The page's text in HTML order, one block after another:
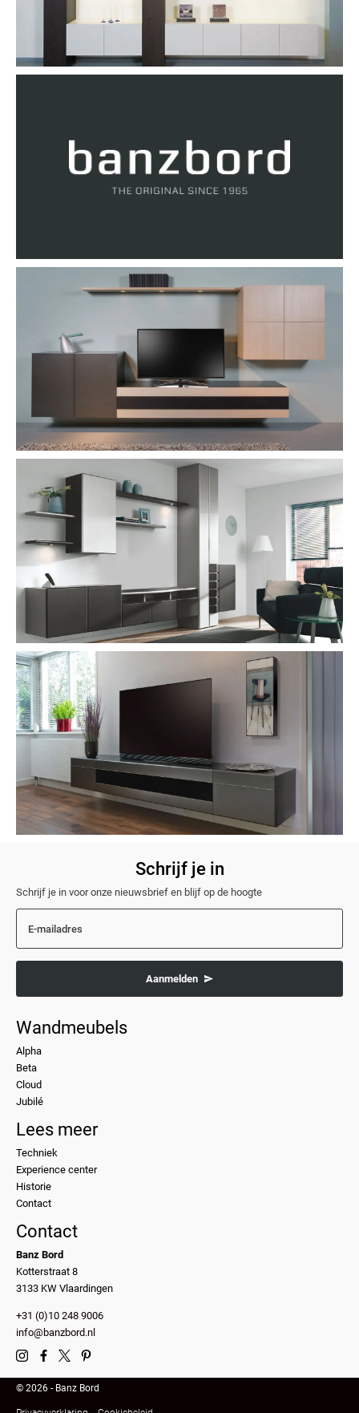
Schrijf je in
Schrijf je in voor onze nieuwsbrief en blijf op de hoogte
E-mailadres
Aanmelden
Wandmeubels
Alpha
Beta
Cloud
Jubilé
Lees meer
Techniek
Experience center
Historie
Contact
Contact
Banz Bord
Kotterstraat 8
3133 KW Vlaardingen
+31 (0)10 248 9006
info@banzbord.nl
© 2026 - Banz Bord